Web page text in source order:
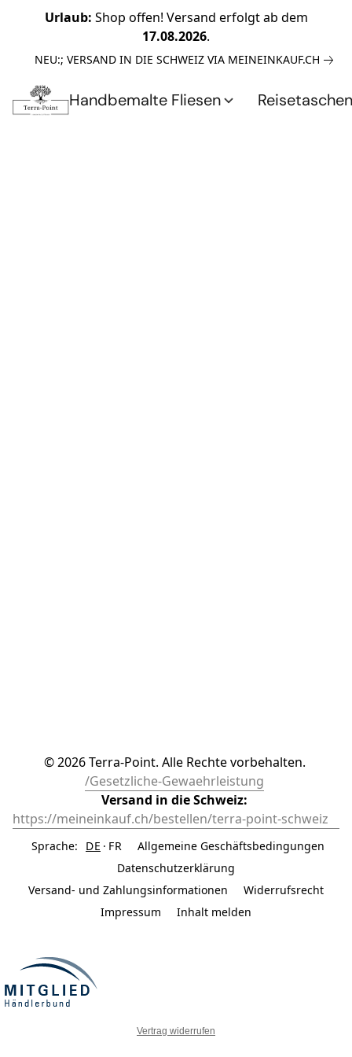
Urlaub: Shop offen! Versand erfolgt ab dem
17.08.2026.
NEU:; VERSAND IN DIE SCHWEIZ VIA MEINEINKAUF.CH
Handbemalte Fliesen
/Gesetzliche-Gewaehrleistung
Sprache: DE FR
Allgemeine Geschäftsbedingungen
Datenschutzerklärung
Versand- und Zahlungsinformationen
Widerrufsrecht
Impressum
Inhalt melden
Vertrag widerrufen